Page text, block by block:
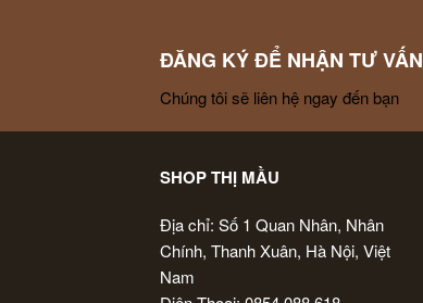
ĐĂNG KÝ ĐỂ NHẬN TƯ VẤN
Chúng tôi sẽ liên hệ ngay đến bạn
SHOP THỊ MẦU
Địa chỉ: Số 1 Quan Nhân, Nhân
Chính, Thanh Xuân, Hà Nội, Việt
Nam